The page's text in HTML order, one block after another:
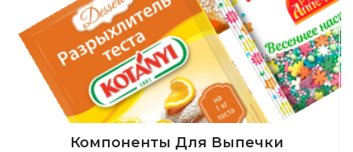
Компоненты Для Выпечки